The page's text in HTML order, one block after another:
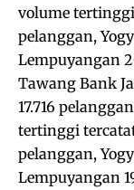
volume tertinggi
pelanggan,
Lempuyangan
Tawang Bank
17.716
tertinggi
pelanggan,
Lempuyangan